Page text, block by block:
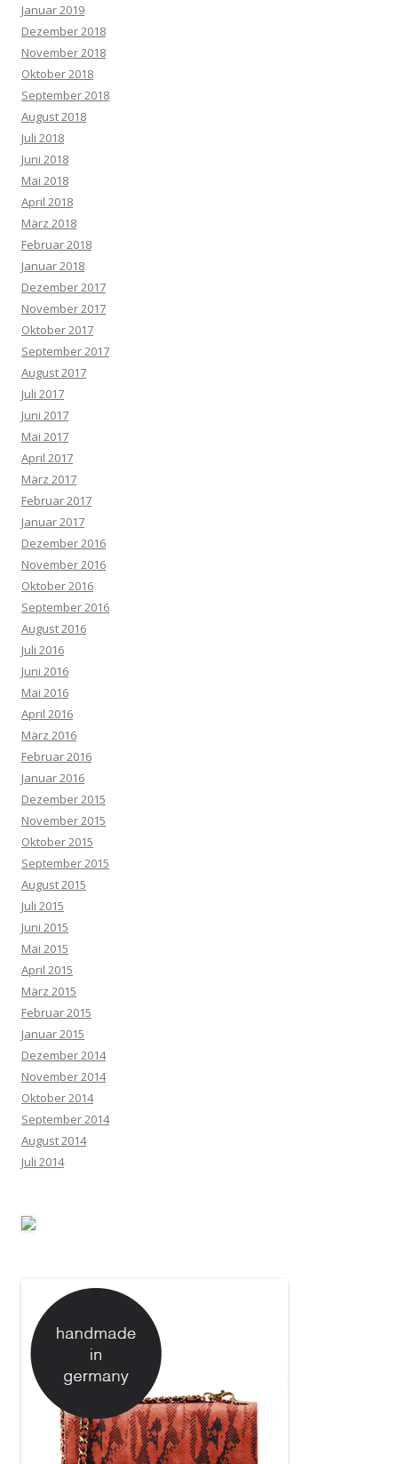
Januar 2019
Dezember 2018
November 2018
Oktober 2018
September 2018
August 2018
Juli 2018
Juni 2018
Mai 2018
April 2018
März 2018
Februar 2018
Januar 2018
Dezember 2017
November 2017
Oktober 2017
September 2017
August 2017
Juli 2017
Juni 2017
Mai 2017
April 2017
März 2017
Februar 2017
Januar 2017
Dezember 2016
November 2016
Oktober 2016
September 2016
August 2016
Juli 2016
Juni 2016
Mai 2016
April 2016
März 2016
Februar 2016
Januar 2016
Dezember 2015
November 2015
Oktober 2015
September 2015
August 2015
Juli 2015
Juni 2015
Mai 2015
April 2015
März 2015
Februar 2015
Januar 2015
Dezember 2014
November 2014
Oktober 2014
September 2014
August 2014
Juli 2014